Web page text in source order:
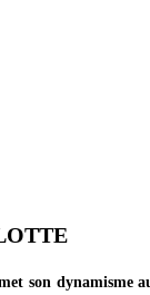
biologique
Sainfoin,
son dynamisme